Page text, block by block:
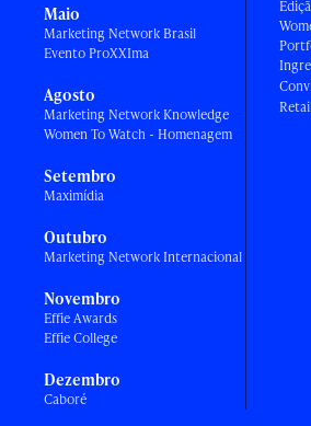
Maio
Marketing Network Brasil
Evento ProXXIma
Agosto
Marketing Network Knowledge
Women To Watch - Homenagem
Setembro
Maximídia
Outubro
Marketing Network Internacional
Novembro
Effie Awards
Effie College
Dezembro
Caboré